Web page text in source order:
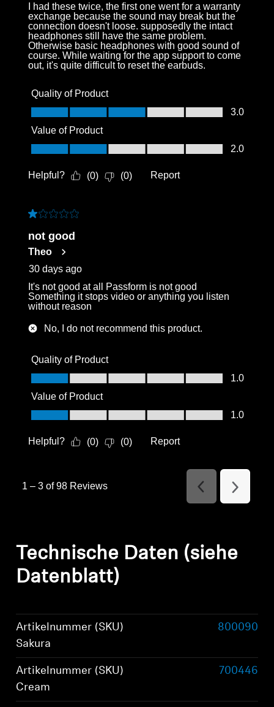
I had these twice, the first one went for a warranty
exchange because the sound may break but the
connection doesn't loose. supposedly the intact
headphones still have the same problem.
Otherwise basic headphones with good sound of
course. While waiting for the app support to come
out, it's quite difficult to reset the earbuds.
Quality of Product
Quality of Product, 3.0 out of 5
3.0
Value of Product
Value of Product, 2.0 out of 5
2.0
Helpful? (0) (0) Report
1 out of 5 stars.
not good
Theo
30 days ago
It's not good at all Passform is not good
Something it stops video or anything you listen
without reason
No, I do not recommend this product.
Quality of Product
Quality of Product, 1.0 out of 5
1.0
Value of Product
Value of Product, 1.0 out of 5
1.0
Helpful? (0) (0) Report
1 – 3 of 98 Reviews
Previous
Reviews
Next
Reviews
Technische Daten (siehe
Datenblatt)
Artikelnummer (SKU)
Sakura
800090
Artikelnummer (SKU)
Cream
700446